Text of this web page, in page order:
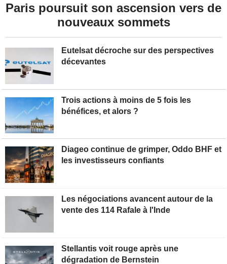
Eutelsat décroche sur des perspectives
décevantes
Trois actions à moins de 5 fois les
bénéfices, et alors ?
Paris poursuit son ascension vers de
nouveaux sommets
Diageo continue de grimper, Oddo BHF et
les investisseurs confiants
Les négociations avancent autour de la
vente des 114 Rafale à l'Inde
Stellantis voit rouge après une
dégradation de Bernstein